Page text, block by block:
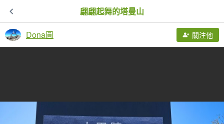
翩翩起舞的塔曼山
Dona圓 關注他